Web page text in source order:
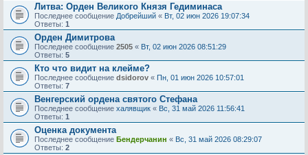
Литва: Орден Великого Князя Гедиминаса
Последнее сообщение Добрейший « Вт, 02 июн 2026 19:07:34
Ответы: 1
Орден Димитрова
Последнее сообщение 2505 « Вт, 02 июн 2026 08:51:29
Ответы: 5
Кто что видит на клейме?
Последнее сообщение dsidorov « Пн, 01 июн 2026 10:57:01
Ответы: 7
Венгерский ордена святого Стефана
Последнее сообщение халявщик « Вс, 31 май 2026 11:56:41
Ответы: 1
Оценка документа
Последнее сообщение Бендерчанин « Вс, 31 май 2026 08:29:07
Ответы: 2